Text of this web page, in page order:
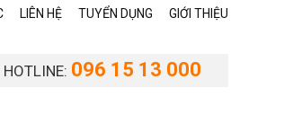
LIÊN HỆ TUYỂN DỤNG GIỚI THIỆU
HOTLINE: 096 15 13 000